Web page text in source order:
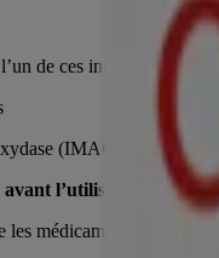
de ces ingrédients
(IMAO,
l’utilisation si vous
médicaments lentement